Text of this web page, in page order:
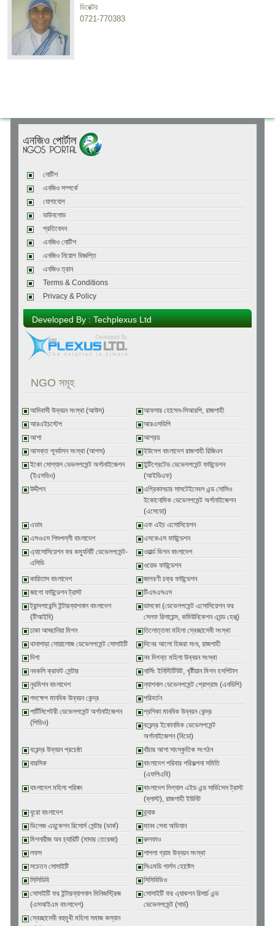
ডিরেক্টর
0721-770383
নোটিশ
এনজিও সম্পর্কে
যোগাযোগ
ডাউনলোড
প্রতিবেদন
এনজিও নোটিশ
এনজিও নিয়োগ বিজ্ঞপ্তি
এনজিও ত্রান
Terms & Conditions
Privacy & Policy
Developed By : Techplexus Ltd
NGO সমূহ
আদিবাসী উন্নয়ন সংস্থা (আউস)
আফসার হোসেন-সিআরপি, রাজশাহী
আরএইচস্টেপ
আরএসডিপি
আশা
আশ্রয়
আসক্ত পূনর্বাসন সংস্থা (আপস)
ইউসেপ বাংলাদেশ রাজশাহী রিজিওন
ইকো সোশ্যাল ডেভলপমেন্ট অর্গানাইজেশন
(ইএসডিও)
ইন্টিগ্রেটেড ডেভেলপমেন্ট ফাউন্ডেশন
(আইডিএফ)
উদ্দীপন
এগ্রিকালচার সাসটেইনেবল এন্ড সোসিও
ইকোনোমিক ডেভেলপমেন্ট অর্গানাইজেশন
(এসেডো)
এডাব
এফ এইচ এসোসিয়েশন
এসওএস শিশুপল্লী বাংলাদেশ
এসকেএস ফাউন্ডেশন
এ্যাসোসিয়েশন ফর কম্যুনিটি ডেভেলপমেন্ট-
এসিডি
ওয়ার্ল্ড ভিশন বাংলাদেশ
ওয়েভ ফাউন্ডেশন
কারিতাস বাংলাদেশ
জাগরণী চক্র ফাউন্ডেশন
জাগো ফাউন্ডেশন ট্রাস্ট
টিএমএসএস
ট্রান্সপারেন্সি ইন্টারন্যাশনাল বাংলাদেশ
(টিআইবি)
ডাসকো (ডেভেলপমেন্ট এসোসিয়েশন ফর
সেলফ রিলায়েন্স, কমিউনিকেশন এ্যন্ড হেল্থ্)
ঢাকা আহ্ছানিয়া মিশন
তিলোত্তমা মহিলা স্বেচ্ছাসেবী সংস্থা
থানাপাড়া সোয়ালোজ ডেভেলপমেন্ট সোসাইটি
দিনের আলো হিজরা সংঘ, রাজশাহী
দিশা
নব দিগন্ত মহিলা উন্নয়ন সংস্থা
নবকলি ক্রাফট সেন্টার
নার্সিং ইনিস্টিটিউট, খৃষ্টীয়ান মিশন হসপিটাল
নুরমিশন বাংলাদেশ
ন্যাশনাল ডেভেলপমেন্ট প্রোগ্রাম (এনডিপি)
পদক্ষেপ মানবিক উন্নয়ন কেন্দ্র
পরিবর্তন
পার্টিসিপেটরী ডেভেলপমেন্ট অর্গানাইজেশন
(পিডিও)
প্রশিকা মানবিক উন্নয়ন কেন্দ্র
বরেন্দ্র ইকোনমিক ডেভেলপমেন্ট
অর্গানাইজেশন (বিডো)
বরেন্দ্র উন্নয়ন প্রচেষ্ঠা
বাঁচার আশা সাংস্কৃতিক সংগঠন
বারসিক
বাংলাদেশ পরিবার পরিকল্পনা সমিতি
(এফপিএবি)
বাংলাদেশ মহিলা পরিষদ
বাংলাদেশ লিগ্যাল এইড এন্ড সার্ভিসেস ট্রাস্ট
(ব্লাস্ট), রাজশাহী ইউনিট
বুরো বাংলাদেশ
ব্র্যাক
ভিলেজ এডুকেশন রিসোর্স সেন্টার (ভার্ক)
মানব সেবা অভিযান
মিশনারীজ অব চ্যারিটি (মাদার তেরেজা)
রুলফাও
লফস
শাপলা গ্রাম উন্নয়ন সংস্থা
সচেতন সোসাইটি
সিএমডি গার্লস হোষ্টেল
সিসিডিবি
সিসিবিভিও
সোসাইটি ফর ইন্টারন্যাশনাল মিনিজস্ট্রিজ
(এসআইএম বাংলাদেশ)
সোসাইটি ফর এ্যাকশন রিসার্চ এন্ড
ডেভেলপমেন্ট (সার্ড)
স্বেচ্ছাসেবী বহুমুখী মহিলা সমাজ কল্যান